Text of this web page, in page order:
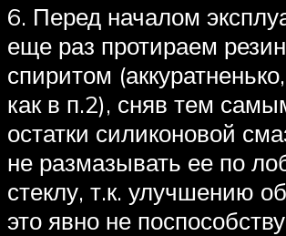
6. Перед началом
еще раз протираем
спиритом
как в п.2), сняв тем
остатки силиконовой
не размазывать ее по
стеклу, т.к. улучшению
это явно не